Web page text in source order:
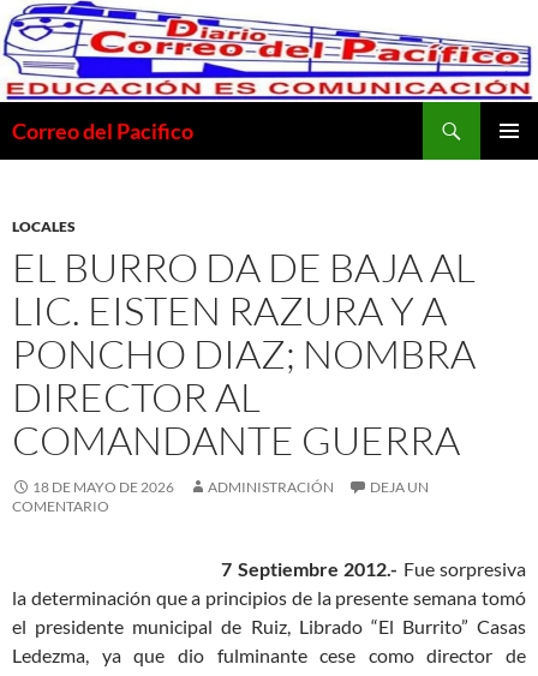
Saltar
al
contenido
Correo del Pacifico
LOCALES
EL BURRO DA DE BAJA AL
LIC. EISTEN RAZURA Y A
PONCHO DIAZ; NOMBRA
DIRECTOR AL
COMANDANTE GUERRA
18 DE MAYO DE 2026 ADMINISTRACIÓN
DEJA UN
COMENTARIO
7 Septiembre 2012.- Fue sorpresiva
la determinación que a principios de la presente semana tomó
el presidente municipal de Ruiz, Librado “El Burrito” Casas
Ledezma, ya que dio fulminante cese como director de